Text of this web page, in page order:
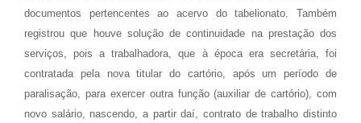
documentos pertencentes ao acervo do tabelionato. Também
registrou que houve solução de continuidade na prestação dos
serviços, pois a trabalhadora, que à época era secretária, foi
contratada pela nova titular do cartório, após um período de
paralisação, para exercer outra função (auxiliar de cartório), com
novo salário, nascendo, a partir daí, contrato de trabalho distinto